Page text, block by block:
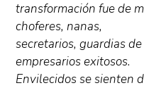
transformación fue de
choferes, nanas,
secretarios, guardias
empresarios exitosos.
Envilecidos se sienten